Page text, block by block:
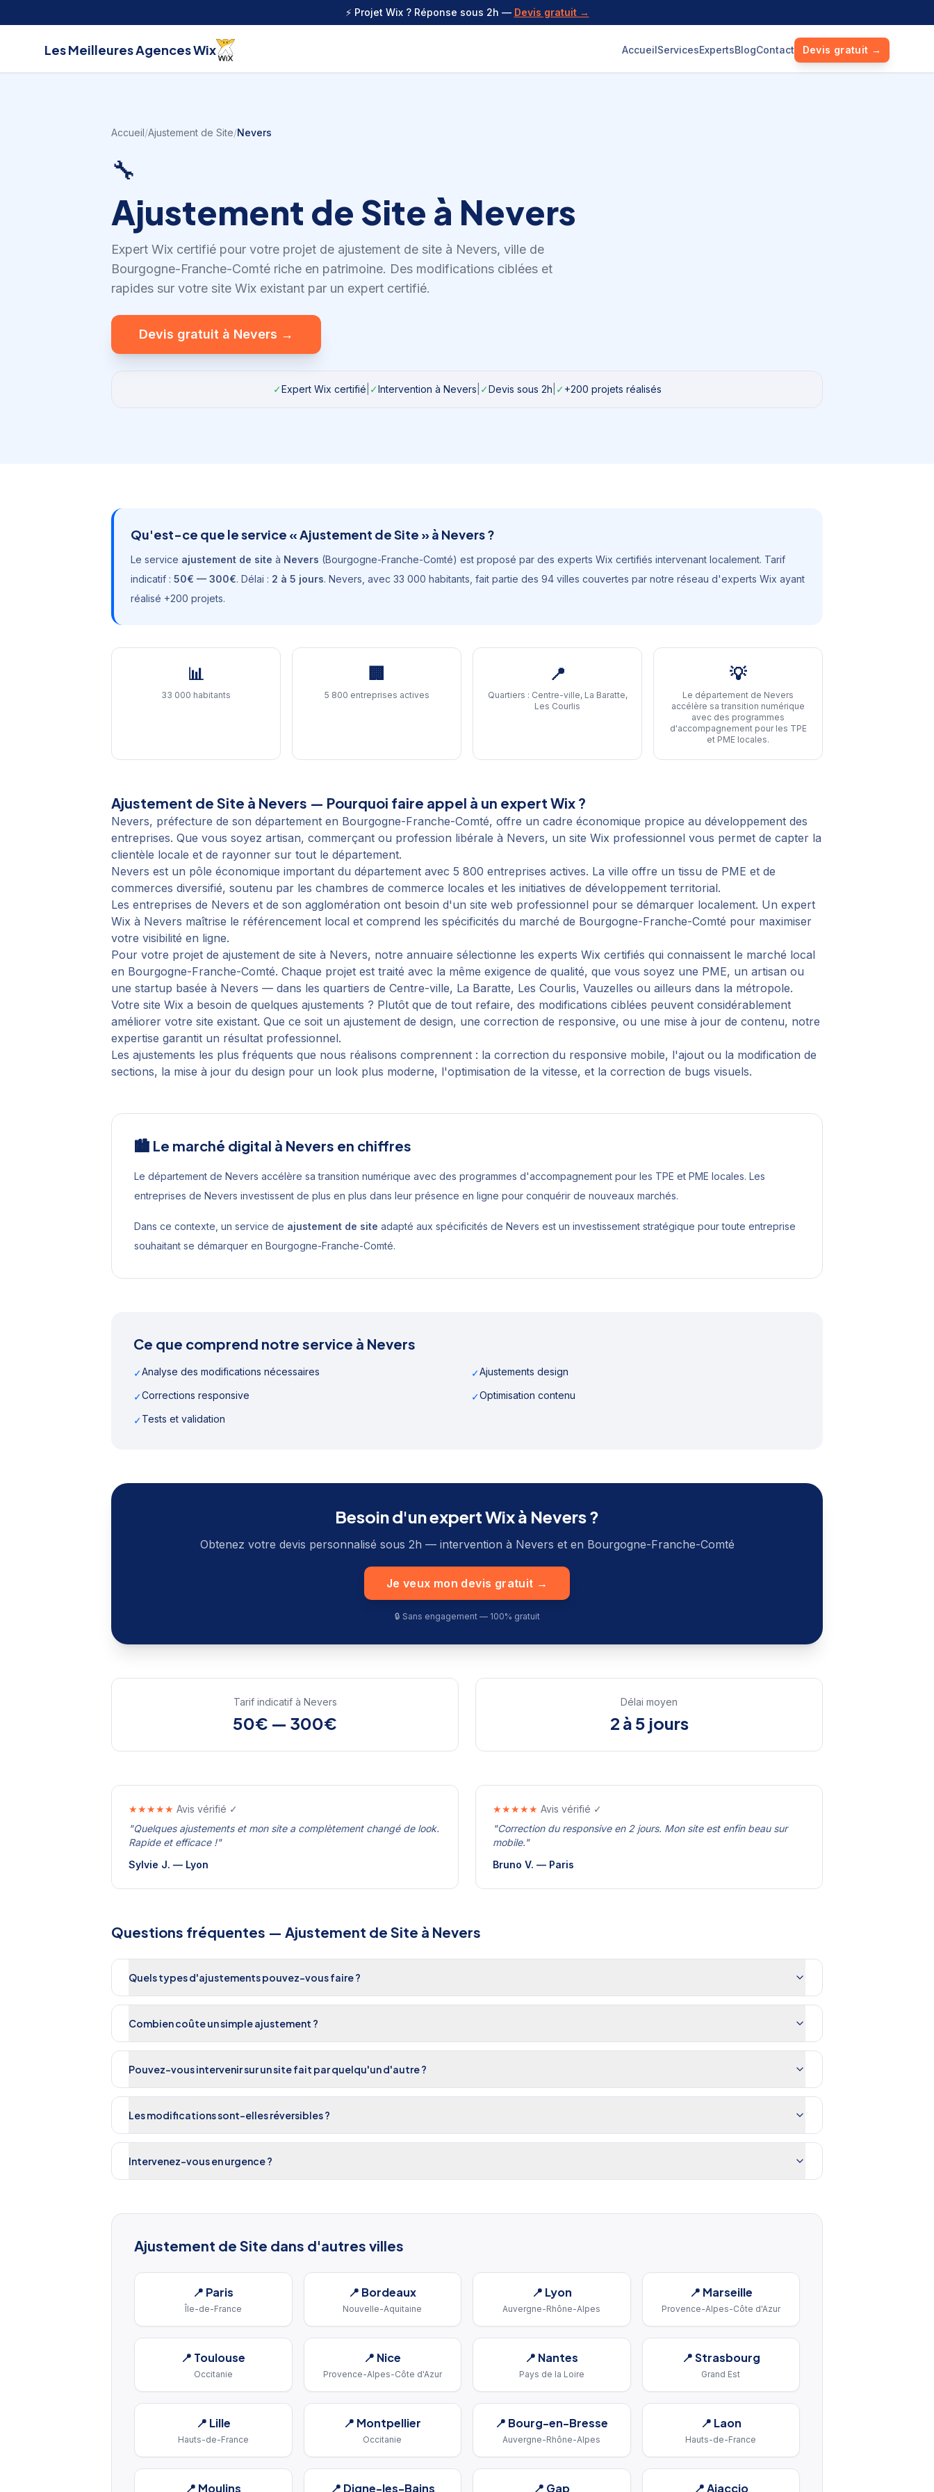
⚡ Projet Wix ? Réponse sous 2h — Devis gratuit →
Les MeilleuresAgences Wix AccueilServicesExpertsBlogContact Devis gratuit →
Accueil/Ajustement de Site/Nevers
🔧
Ajustement de Site à Nevers
Expert Wix certifié pour votre projet de ajustement de site à Nevers, ville de
Bourgogne-Franche-Comté riche en patrimoine. Des modifications ciblées et
rapides sur votre site Wix existant par un expert certifié.
Devis gratuit à Nevers →
✓Expert Wix certifié ✓Intervention à Nevers ✓Devis sous 2h ✓+200 projets réalisés
Qu'est-ce que le service «Ajustement de Site » à Nevers?
Le service ajustement de site à Nevers (Bourgogne-Franche-Comté) est proposé par des experts Wix certifiés intervenant localement. Tarif
indicatif : 50€ — 300€. Délai : 2 à 5 jours. Nevers , avec 33 000 habitants , fait partie des 94 villes couvertes par notre réseau d'experts Wix ayant
réalisé +200 projets.
📊
33 000 habitants
🏢
5 800 entreprises actives
📍
Quartiers : Centre-ville, La Baratte,
Les Courlis
💡
Le département de Nevers
accélère sa transition numérique
avec des programmes
d'accompagnement pour les TPE
et PME locales.
Ajustement de Site à Nevers — Pourquoi faire appel à un expert Wix ?
Nevers, préfecture de son département en Bourgogne-Franche-Comté, offre un cadre économique propice au développement des
entreprises. Que vous soyez artisan, commerçant ou profession libérale à Nevers, un site Wix professionnel vous permet de capter la
clientèle locale et de rayonner sur tout le département.
Nevers est un pôle économique important du département avec 5 800 entreprises actives. La ville offre un tissu de PME et de
commerces diversifié, soutenu par les chambres de commerce locales et les initiatives de développement territorial.
Les entreprises de Nevers et de son agglomération ont besoin d'un site web professionnel pour se démarquer localement. Un expert
Wix à Nevers maîtrise le référencement local et comprend les spécificités du marché de Bourgogne-Franche-Comté pour maximiser
votre visibilité en ligne.
Pour votre projet de ajustement de site à Nevers, notre annuaire sélectionne les experts Wix certifiés qui connaissent le marché local
en Bourgogne-Franche-Comté. Chaque projet est traité avec la même exigence de qualité, que vous soyez une PME, un artisan ou
une startup basée à Nevers — dans les quartiers de Centre-ville, La Baratte, Les Courlis, Vauzelles ou ailleurs dans la métropole.
Votre site Wix a besoin de quelques ajustements ? Plutôt que de tout refaire, des modifications ciblées peuvent considérablement
améliorer votre site existant. Que ce soit un ajustement de design, une correction de responsive, ou une mise à jour de contenu, notre
expertise garantit un résultat professionnel.
Les ajustements les plus fréquents que nous réalisons comprennent : la correction du responsive mobile, l'ajout ou la modification de
sections, la mise à jour du design pour un look plus moderne, l'optimisation de la vitesse, et la correction de bugs visuels.
🏙️ Le marché digital à Nevers en chiffres
Le département de Nevers accélère sa transition numérique avec des programmes d'accompagnement pour les TPE et PME locales. Les
entreprises de Nevers investissent de plus en plus dans leur présence en ligne pour conquérir de nouveaux marchés.
Dans ce contexte, un service de ajustement de site adapté aux spécificités de Nevers est un investissement stratégique pour toute entreprise
souhaitant se démarquer en Bourgogne-Franche-Comté.
Ce que comprend notre service à Nevers
✓Analyse des modifications nécessaires ✓Ajustements design
✓Corrections responsive ✓Optimisation contenu
✓Tests et validation
Besoin d'un expert Wix à Nevers?
Obtenez votre devis personnalisé sous 2h — intervention à Nevers et en Bourgogne-Franche-Comté
Je veux mon devis gratuit →
🔒 Sans engagement — 100% gratuit
Tarif indicatif à Nevers
50€ — 300€
Délai moyen
2 à 5 jours
★★★★★ Avis vérifié ✓
"Quelques ajustements et mon site a complètement changé de look.
Rapide et efficace !"
Sylvie J. — Lyon
★★★★★ Avis vérifié ✓
"Correction du responsive en 2 jours. Mon site est enfin beau sur
mobile."
Bruno V. — Paris
Questions fréquentes — Ajustement de Site à Nevers
Quels types d'ajustements pouvez-vous faire ?
Combien coûte un simple ajustement ?
Pouvez-vous intervenir sur un site fait par quelqu'un d'autre ?
Les modifications sont-elles réversibles ?
Intervenez-vous en urgence ?
Ajustement de Site dans d'autres villes
📍 Paris
Île-de-France
📍 Bordeaux
Nouvelle-Aquitaine
📍 Lyon
Auvergne-Rhône-Alpes
📍 Marseille
Provence-Alpes-Côte d'Azur
📍 Toulouse
Occitanie
📍 Nice
Provence-Alpes-Côte d'Azur
📍 Nantes
Pays de la Loire
📍Strasbourg
Grand Est
📍 Lille
Hauts-de-France
📍 Montpellier
Occitanie
📍 Bourg-en-Bresse
Auvergne-Rhône-Alpes
📍 Laon
Hauts-de-France
📍 Moulins 📍 Digne-les-Bains 📍 Gap 📍Ajaccio